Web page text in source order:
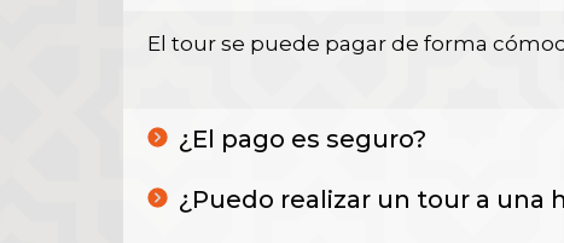
El tour se puede pagar de forma
¿El pago es seguro?
¿Puedo realizar un tour a una